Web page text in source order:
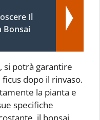
Il
Bonsai
si potrà garantire
dopo il rinvaso.
la pianta e
specifiche
il bonsai